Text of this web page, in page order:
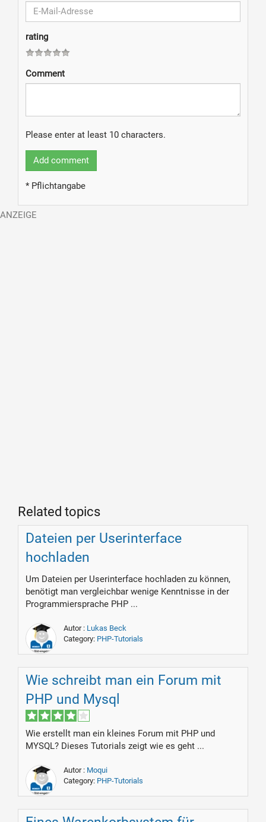
rating
Comment
Please enter at least 10 characters.
Add comment
* Pflichtangabe
Related topics
Dateien per Userinterface
hochladen
Um Dateien per Userinterface hochladen zu können,
benötigt man vergleichbar wenige Kenntnisse in der
Programmiersprache PHP ...
Autor : Lukas Beck
Category: PHP-Tutorials
Wie schreibt man ein Forum mit
PHP und Mysql
Wie erstellt man ein kleines Forum mit PHP und
MYSQL? Dieses Tutorials zeigt wie es geht ...
Autor : Moqui
Category: PHP-Tutorials